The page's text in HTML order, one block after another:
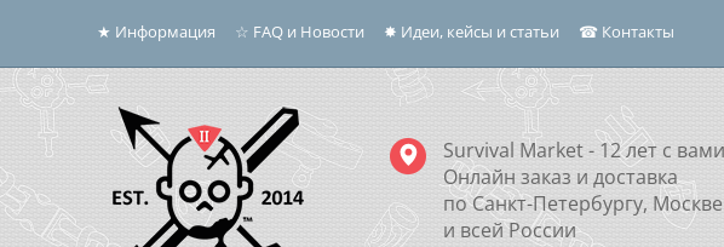
★ Информация ☆ FAQ и Новости ✸ Идеи, кейсы и статьи ☎ Контакты
Survival Market - 12 лет с
Онлайн заказ и доставка
по Санкт-Петербургу, Москве
и всей России